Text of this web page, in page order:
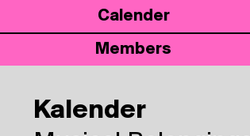
Calen­der
Mem­bers
Kalender